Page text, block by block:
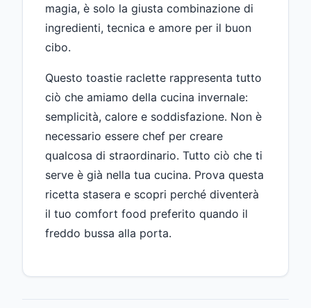
magia, è solo la giusta combinazione di
ingredienti, tecnica e amore per il buon
cibo.
Questo toastie raclette rappresenta tutto
ciò che amiamo della cucina invernale:
semplicità, calore e soddisfazione. Non è
necessario essere chef per creare
qualcosa di straordinario. Tutto ciò che ti
serve è già nella tua cucina. Prova questa
ricetta stasera e scopri perché diventerà
il tuo comfort food preferito quando il
freddo bussa alla porta.